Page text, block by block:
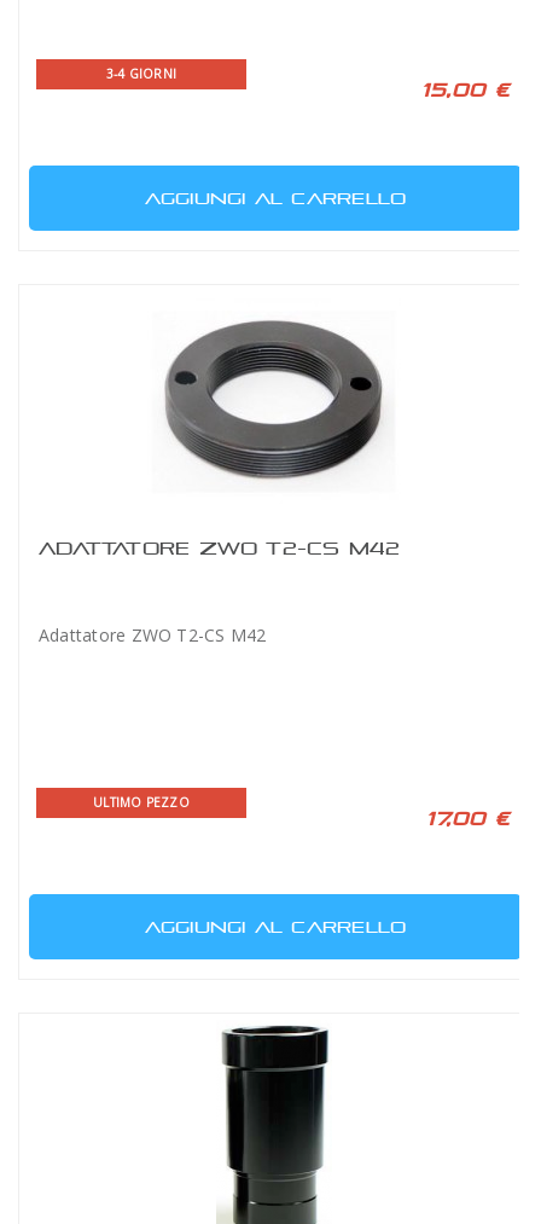
3-4 GIORNI
15,00 €
AGGIUNGI AL CARRELLO
ADATTATORE ZWO T2-CS M42
Adattatore ZWO T2-CS M42
ULTIMO PEZZO
17,00 €
AGGIUNGI AL CARRELLO